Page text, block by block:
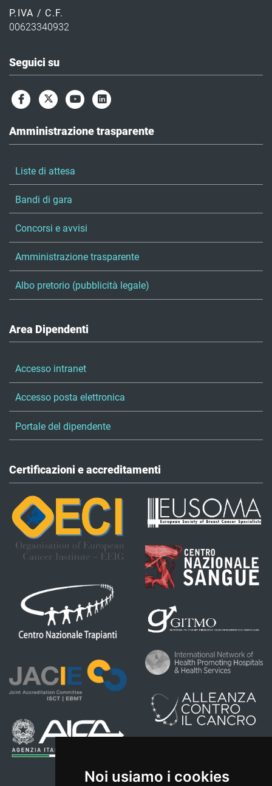
Noi usiamo i cookies
P.IVA / C.F.
00623340932
Seguici su
Amministrazione trasparente
Liste di attesa
Bandi di gara
Concorsi e avvisi
Amministrazione trasparente
Albo pretorio (pubblicità legale)
Area Dipendenti
Accesso intranet
Accesso posta elettronica
Portale del dipendente
Certificazioni e accreditamenti